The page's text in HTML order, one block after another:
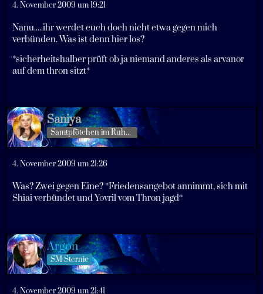
4. November 2009 um 19:21
Nanu.....ihr werdet euch doch nicht etwa gegen mich
verbünden. Was ist denn hier los?
*sicherheitshalber prüft ob ja niemand anderes als arvanor
auf dem thron sitzt*
Saniya
Samtpfötchen im Ruhestand
4. November 2009 um 21:26
Was? Zwei gegen Eine? *Friedensangebot annimmt, sich mit
Shiai verbündet und Yovril vom Thron jagd*
Argon
SM Sternie
4. November 2009 um 21:41